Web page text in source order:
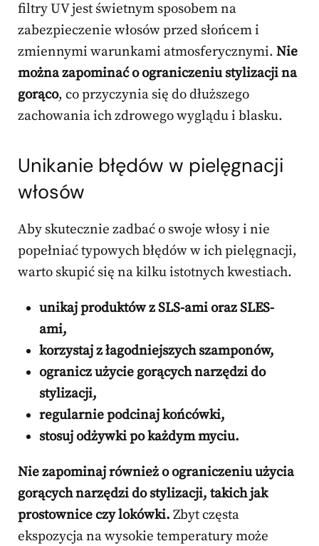
filtry UV jest świetnym sposobem na
zabezpieczenie włosów przed słońcem i
zmiennymi warunkami atmosferycznymi. Nie
można zapominać o ograniczeniu stylizacji na
gorąco, co przyczynia się do dłuższego
zachowania ich zdrowego wyglądu i blasku.
Unikanie błędów w pielęgnacji
włosów
Aby skutecznie zadbać o swoje włosy i nie
popełniać typowych błędów w ich pielęgnacji,
warto skupić się na kilku istotnych kwestiach.
unikaj produktów z SLS-ami oraz SLES-
ami,
korzystaj z łagodniejszych szamponów,
ogranicz użycie gorących narzędzi do
stylizacji,
regularnie podcinaj końcówki,
stosuj odżywki po każdym myciu.
Nie zapominaj również o ograniczeniu użycia
gorących narzędzi do stylizacji, takich jak
prostownice czy lokówki. Zbyt częsta
ekspozycja na wysokie temperatury może